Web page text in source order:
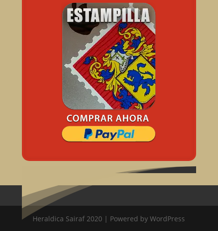
Heraldica Sairaf 2020 | Powered by WordPress